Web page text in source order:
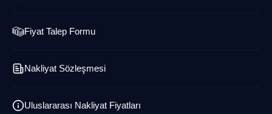
Fiyat Talep Formu
Nakliyat Sözleşmesi
Uluslararası Nakliyat Fiyatları